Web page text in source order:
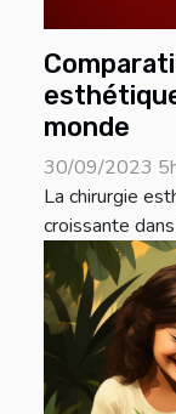
monde
30/09/2023
La chirurgie
croissante